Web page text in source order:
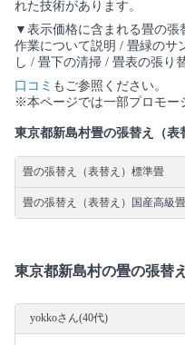
れた技術があります。
▼表示価格に含まれる畳の張
作業について説明 / 畳緑のサ
し / 畳下の清掃 / 畳表の張り
口コミ もご参照ください。
※本ページでは一部プロモー
東京都新島村畳の張替え（表
畳の張替え（表替え）標準畳
畳の張替え（表替え）国産高級畳
東京都新島村の畳の張替
yokkoさん(40代)